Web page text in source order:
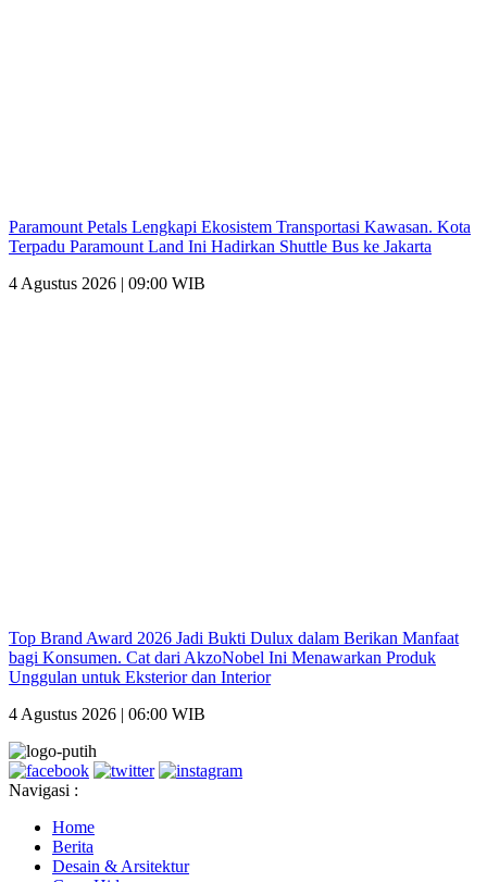
Paramount Petals Lengkapi Ekosistem Transportasi Kawasan. Kota
Terpadu Paramount Land Ini Hadirkan Shuttle Bus ke Jakarta
4 Agustus 2026 | 09:00 WIB
Top Brand Award 2026 Jadi Bukti Dulux dalam Berikan Manfaat
bagi Konsumen. Cat dari AkzoNobel Ini Menawarkan Produk
Unggulan untuk Eksterior dan Interior
4 Agustus 2026 | 06:00 WIB
Navigasi :
Home
Berita
Desain & Arsitektur